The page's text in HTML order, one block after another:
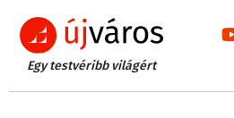
Egy testvéribb világért